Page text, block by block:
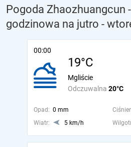
Pogoda Zhaozhuangcun
godzinowa na jutro -
00:00
19°C
Odczuwalna 20°C
Mgliście
Opad: 0 mm
Wiatr:
5 km/h